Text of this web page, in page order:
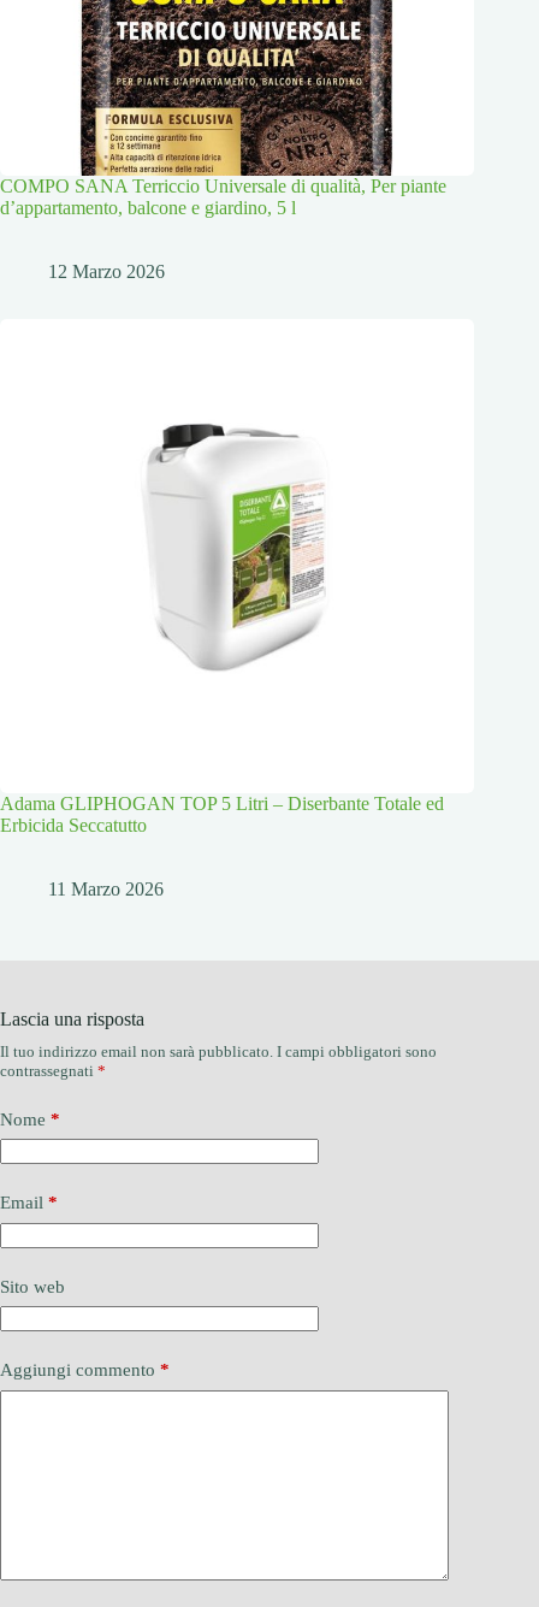
COMPO SANA Terriccio Universale di qualità, Per piante
d’appartamento, balcone e giardino, 5 l
12 Marzo 2026
Adama GLIPHOGAN TOP 5 Litri – Diserbante Totale ed
Erbicida Seccatutto
11 Marzo 2026
Lascia una risposta
Il tuo indirizzo email non sarà pubblicato. I campi obbligatori sono
contrassegnati *
Nome *
Email *
Sito web
Aggiungi commento *